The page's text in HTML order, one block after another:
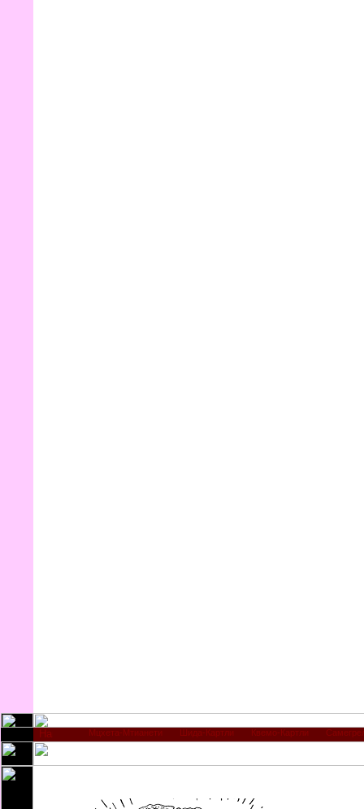
Мцхета-Мтианети Шида-Картли Квемо-Картли